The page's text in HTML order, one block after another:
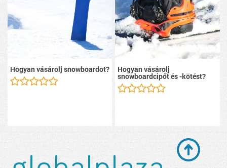
Hogyan vásárolj snowboardot? Hogyan vásárolj
snowboardcipőt és -kötést?